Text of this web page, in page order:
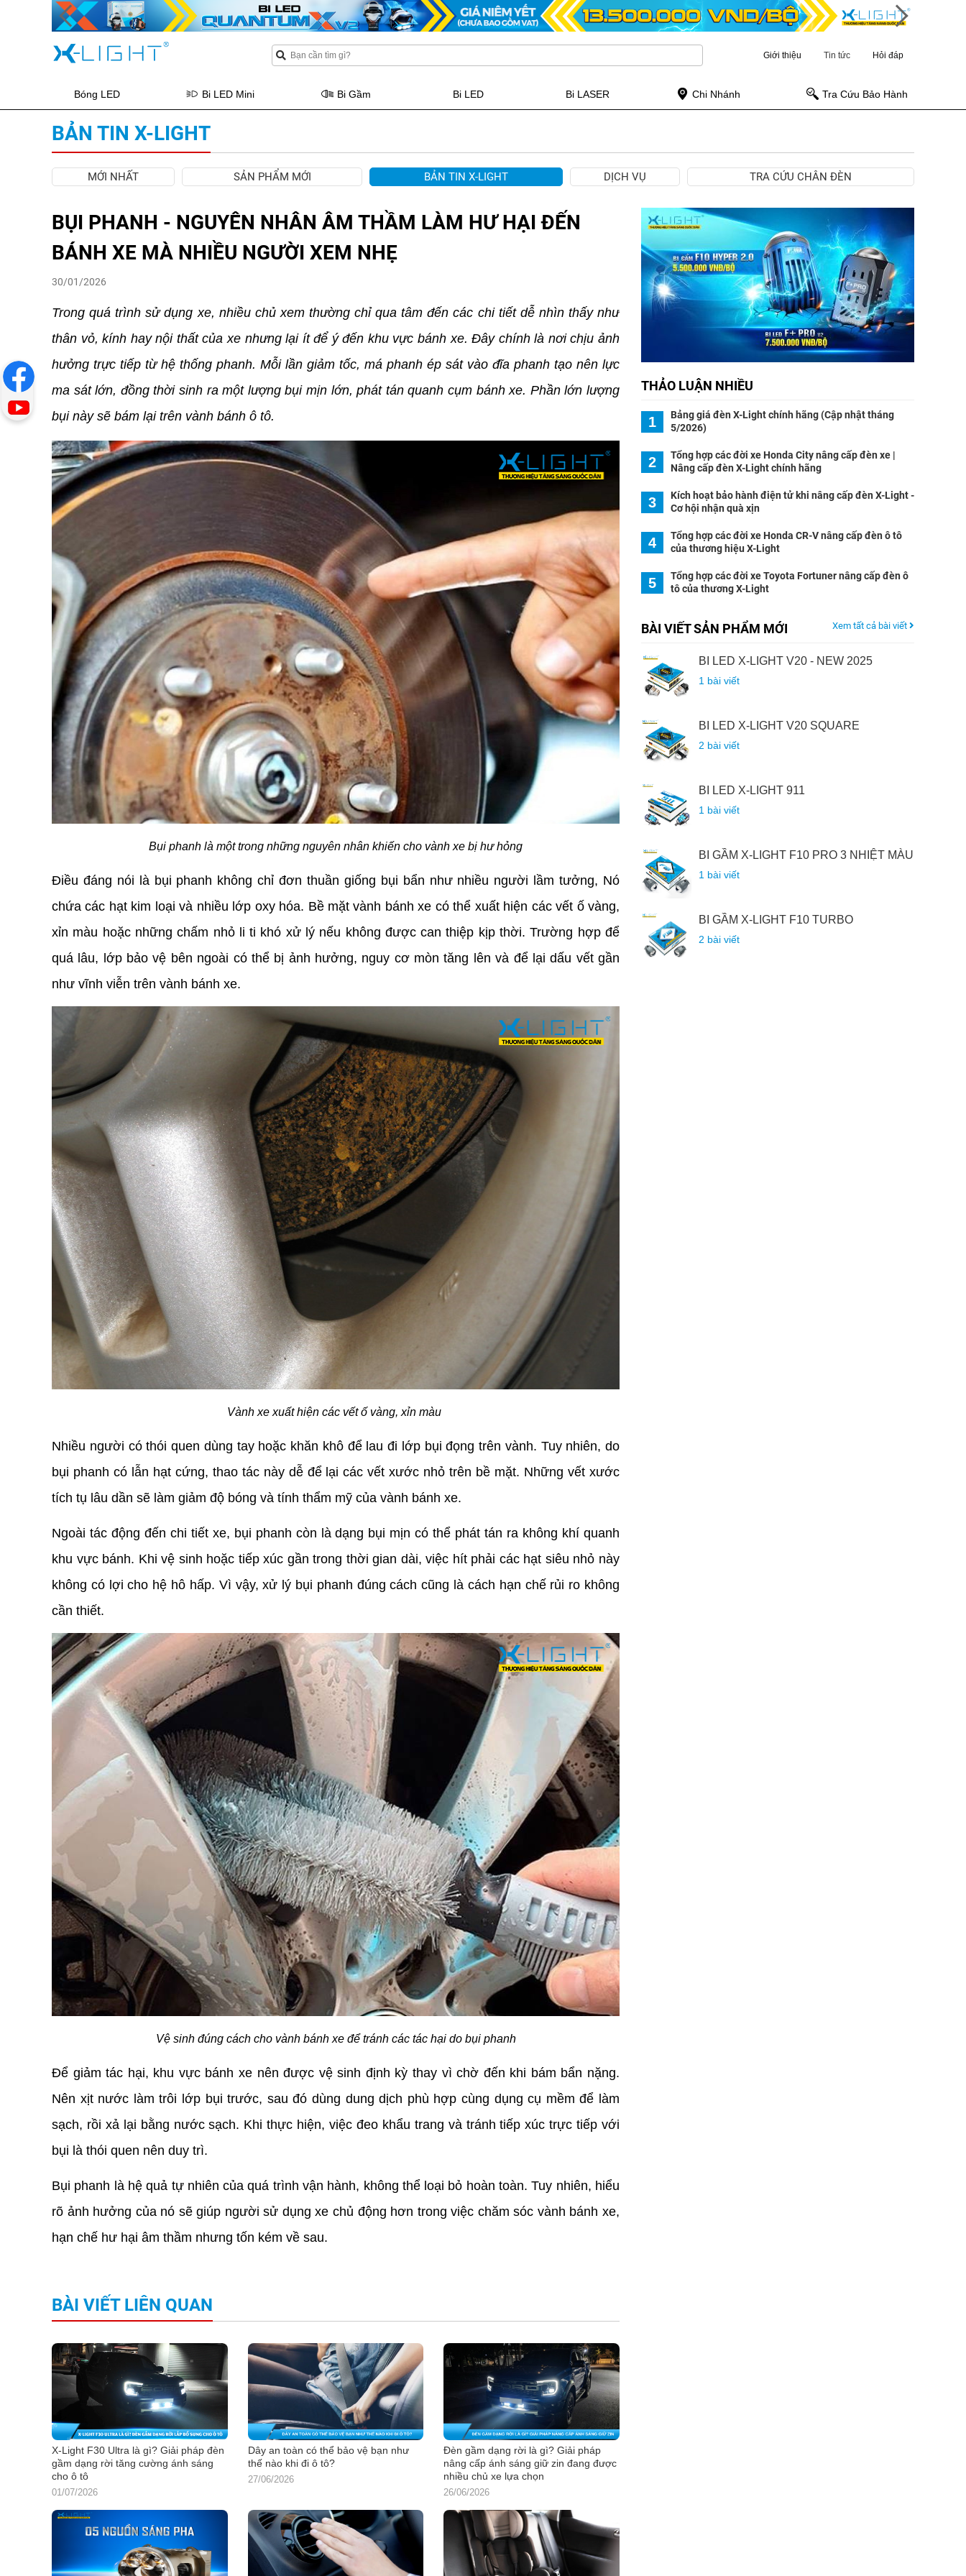
Giới thiệu Tin tức Hỏi đáp
Bóng LED Bi LED Mini Bi Gầm Bi LED Bi LASER Chi Nhánh Tra Cứu Bảo Hành
BẢN TIN X-LIGHT
MỚI NHẤT SẢN PHẨM MỚI BẢN TIN X-LIGHT DỊCH VỤ TRA CỨU CHÂN ĐÈN
BỤI PHANH - NGUYÊN NHÂN ÂM THẦM LÀM HƯ HẠI ĐẾN
BÁNH XE MÀ NHIỀU NGƯỜI XEM NHẸ
30/01/2026
Trong quá trình sử dụng xe, nhiều chủ xem thường chỉ qua tâm đến các chi tiết dễ nhìn thấy như
thân vỏ, kính hay nội thất của xe nhưng lại ít để ý đến khu vực bánh xe. Đây chính là nơi chịu ảnh
hưởng trực tiếp từ hệ thống phanh. Mỗi lần giảm tốc, má phanh ép sát vào đĩa phanh tạo nên lực
ma sát lớn, đồng thời sinh ra một lượng bụi mịn lớn, phát tán quanh cụm bánh xe. Phần lớn lượng
bụi này sẽ bám lại trên vành bánh ô tô.
Bụi phanh là một trong những nguyên nhân khiến cho vành xe bị hư hỏng
Điều đáng nói là bụi phanh không chỉ đơn thuần giống bụi bẩn như nhiều người lầm tưởng, Nó
chứa các hạt kim loại và nhiều lớp oxy hóa. Bề mặt vành bánh xe có thể xuất hiện các vết ố vàng,
xỉn màu hoặc những chấm nhỏ li ti khó xử lý nếu không được can thiệp kịp thời. Trường hợp để
quá lâu, lớp bảo vệ bên ngoài có thể bị ảnh hưởng, nguy cơ mòn tăng lên và để lại dấu vết gần
như vĩnh viễn trên vành bánh xe.
Vành xe xuất hiện các vết ố vàng, xỉn màu
Nhiều người có thói quen dùng tay hoặc khăn khô để lau đi lớp bụi đọng trên vành. Tuy nhiên, do
bụi phanh có lẫn hạt cứng, thao tác này dễ để lại các vết xước nhỏ trên bề mặt. Những vết xước
tích tụ lâu dần sẽ làm giảm độ bóng và tính thẩm mỹ của vành bánh xe.
Ngoài tác động đến chi tiết xe, bụi phanh còn là dạng bụi mịn có thể phát tán ra không khí quanh
khu vực bánh. Khi vệ sinh hoặc tiếp xúc gần trong thời gian dài, việc hít phải các hạt siêu nhỏ này
không có lợi cho hệ hô hấp. Vì vậy, xử lý bụi phanh đúng cách cũng là cách hạn chế rủi ro không
cần thiết.
Vệ sinh đúng cách cho vành bánh xe để tránh các tác hại do bụi phanh
Để giảm tác hại, khu vực bánh xe nên được vệ sinh định kỳ thay vì chờ đến khi bám bẩn nặng.
Nên xịt nước làm trôi lớp bụi trước, sau đó dùng dung dịch phù hợp cùng dụng cụ mềm để làm
sạch, rồi xả lại bằng nước sạch. Khi thực hiện, việc đeo khẩu trang và tránh tiếp xúc trực tiếp với
bụi là thói quen nên duy trì.
Bụi phanh là hệ quả tự nhiên của quá trình vận hành, không thể loại bỏ hoàn toàn. Tuy nhiên, hiểu
rõ ảnh hưởng của nó sẽ giúp người sử dụng xe chủ động hơn trong việc chăm sóc vành bánh xe,
hạn chế hư hại âm thầm nhưng tốn kém về sau.
BÀI VIẾT LIÊN QUAN
X-Light F30 Ultra là gì? Giải pháp đèn
gầm dạng rời tăng cường ánh sáng
cho ô tô
01/07/2026
Dây an toàn có thể bảo vệ bạn như
thế nào khi đi ô tô?
27/06/2026
Đèn gầm dạng rời là gì? Giải pháp
nâng cấp ánh sáng giữ zin đang được
nhiều chủ xe lựa chọn
26/06/2026
THẢO LUẬN NHIỀU
1
Bảng giá đèn X-Light chính hãng (Cập nhật tháng
5/2026)
2
Tổng hợp các đời xe Honda City nâng cấp đèn xe |
Nâng cấp đèn X-Light chính hãng
3
Kích hoạt bảo hành điện tử khi nâng cấp đèn X-Light -
Cơ hội nhận quà xịn
4
Tổng hợp các đời xe Honda CR-V nâng cấp đèn ô tô
của thương hiệu X-Light
5
Tổng hợp các đời xe Toyota Fortuner nâng cấp đèn ô
tô của thương X-Light
BÀI VIẾT SẢN PHẨM MỚI Xem tất cả bài viết
BI LED X-LIGHT V20 - NEW 2025
1 bài viết
BI LED X-LIGHT V20 SQUARE
2 bài viết
BI LED X-LIGHT 911
1 bài viết
BI GẦM X-LIGHT F10 PRO 3 NHIỆT MÀU
1 bài viết
BI GẦM X-LIGHT F10 TURBO
2 bài viết